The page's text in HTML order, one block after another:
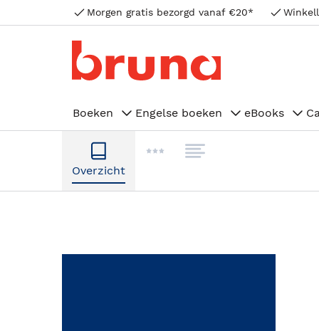
Morgen gratis bezorgd vanaf €20*
Boeken Engelse boeken eBooks
Overzicht